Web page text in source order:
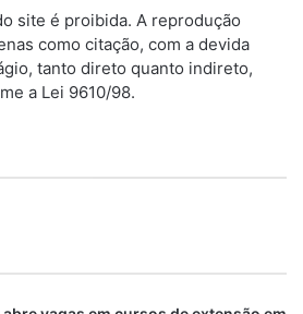
site é proibida. A reprodução
como citação, com a devida
tanto direto quanto indireto,
a Lei 9610/98.